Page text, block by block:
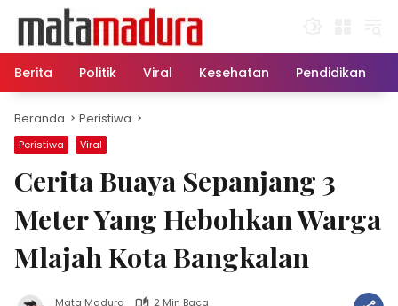
konten
Berita
Politik Viral Kesehatan Pendidikan
Beranda Peristiwa
Peristiwa Viral
Cerita Buaya Sepanjang 3
Meter Yang Hebohkan Warga
Mlajah Kota Bangkalan
Mata Madura
2 Min Baca